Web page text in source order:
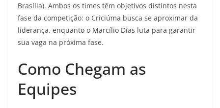
Brasília). Ambos os times têm objetivos distintos nesta
fase da competição: o Criciúma busca se aproximar da
liderança, enquanto o Marcílio Dias luta para garantir
sua vaga na próxima fase.
Como Chegam as
Equipes